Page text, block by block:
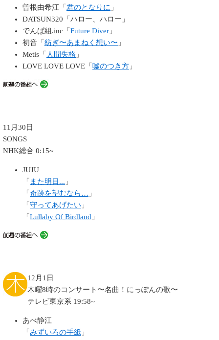
曽根由希江「 君のとなりに 」
DATSUN320「ハロー、ハロー」
でんぱ組.inc「 Future Diver 」
初音「 紡ぎ〜あまねく想い〜 」
Metis「 人間失格 」
LOVE LOVE LOVE「 嘘のつき方 」
11月30日
SONGS
NHK総合 0:15~
JUJU
「 また明日... 」
「 奇跡を望むなら… 」
「 守ってあげたい 」
「 Lullaby Of Birdland 」
12月1日
木曜8時のコンサート〜名曲！にっぽんの歌〜
テレビ東京系 19:58~
あべ静江
「 みずいろの手紙 」